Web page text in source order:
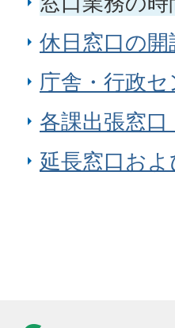
休日窓口の
庁舎・行政
各課出張窓
延長窓口お